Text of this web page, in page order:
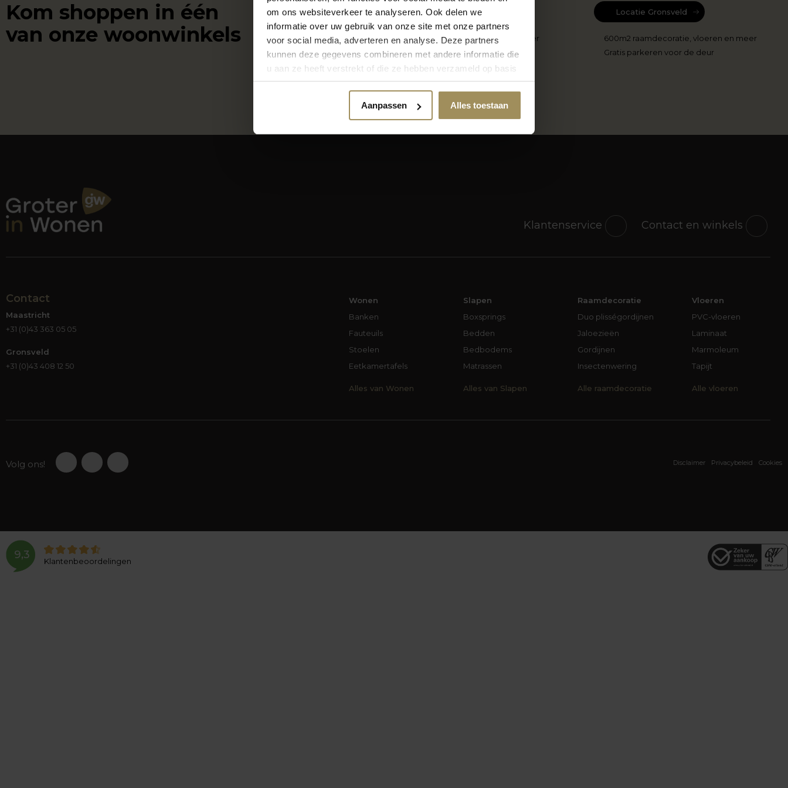
om ons websiteverkeer te analyseren. Ook delen we
informatie over uw gebruik van onze site met onze partners
voor social media, adverteren en analyse. Deze partners
kunnen deze gegevens combineren met andere informatie die
u aan ze heeft verstrekt of die ze hebben verzameld op basis
van uw gebruik van hun services.
Aanpassen Alles toestaan
Kom shoppen in één
van onze woonwinkels
Locatie Maastricht
6000m2 wonen, slapen en meer
7 dagen per week geopend
Gratis parkeren voor de deur
Locatie Gronsveld
600m2 raamdecoratie, vloeren en meer
Gratis parkeren voor de deur
Contact en winkels
Klantenservice
Contact
Maastricht
+31 (0)43 363 05 05
Gronsveld
+31 (0)43 408 12 50
Wonen
Banken
Fauteuils
Stoelen
Eetkamertafels
Alles van Wonen
Slapen
Boxsprings
Bedden
Bedbodems
Matrassen
Alles van Slapen
Raamdecoratie
Duo plisségordijnen
Jaloezieën
Gordijnen
Insectenwering
Alle raamdecoratie
Vloeren
PVC-vloeren
Laminaat
Marmoleum
Tapijt
Alle vloeren
Volg ons! Disclaimer Privacybeleid Cookies
9,3
Klantenbeoordelingen